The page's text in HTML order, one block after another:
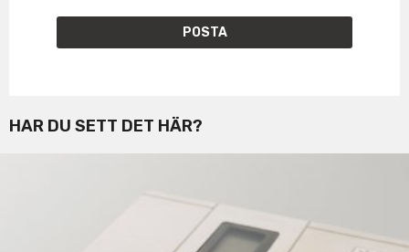
HAR DU SETT DET HÄR?